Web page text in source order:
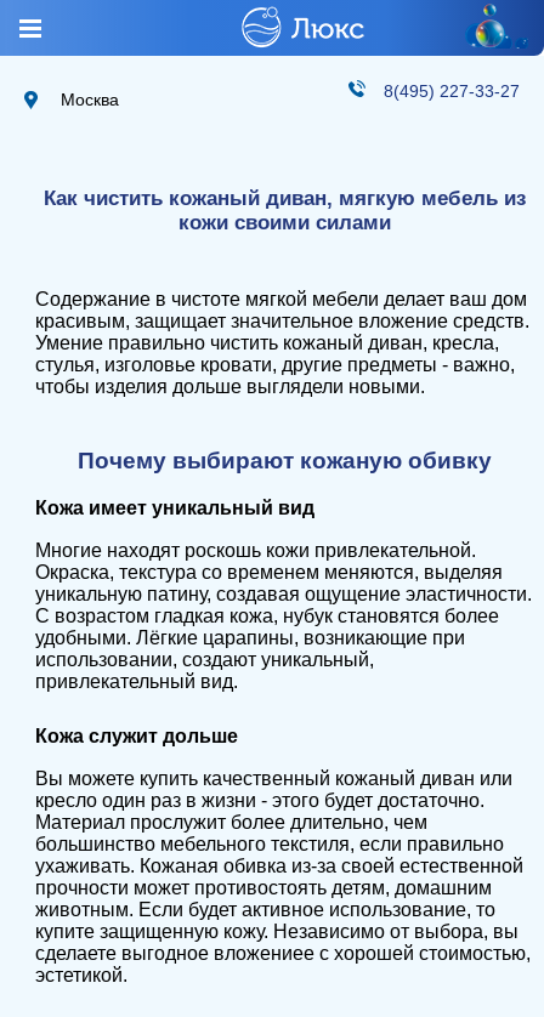
Москва 8(495) 227-33-27
Как чистить кожаный диван, мягкую мебель из
кожи своими силами
Содержание в чистоте мягкой мебели делает ваш дом
красивым, защищает значительное вложение средств.
Умение правильно чистить кожаный диван, кресла,
стулья, изголовье кровати, другие предметы - важно,
чтобы изделия дольше выглядели новыми.
Почему выбирают кожаную обивку
Кожа имеет уникальный вид
Многие находят роскошь кожи привлекательной.
Окраска, текстура со временем меняются, выделяя
уникальную патину, создавая ощущение эластичности.
С возрастом гладкая кожа, нубук становятся более
удобными. Лёгкие царапины, возникающие при
использовании, создают уникальный,
привлекательный вид.
Кожа служит дольше
Вы можете купить качественный кожаный диван или
кресло один раз в жизни - этого будет достаточно.
Материал прослужит более длительно, чем
большинство мебельного текстиля, если правильно
ухаживать. Кожаная обивка из-за своей естественной
прочности может противостоять детям, домашним
животным. Если будет активное использование, то
купите защищенную кожу. Независимо от выбора, вы
сделаете выгодное вложениее с хорошей стоимостью,
эстетикой.